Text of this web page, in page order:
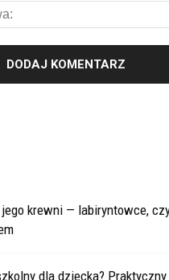
krewni — labiryntowce,
dla dziecka?